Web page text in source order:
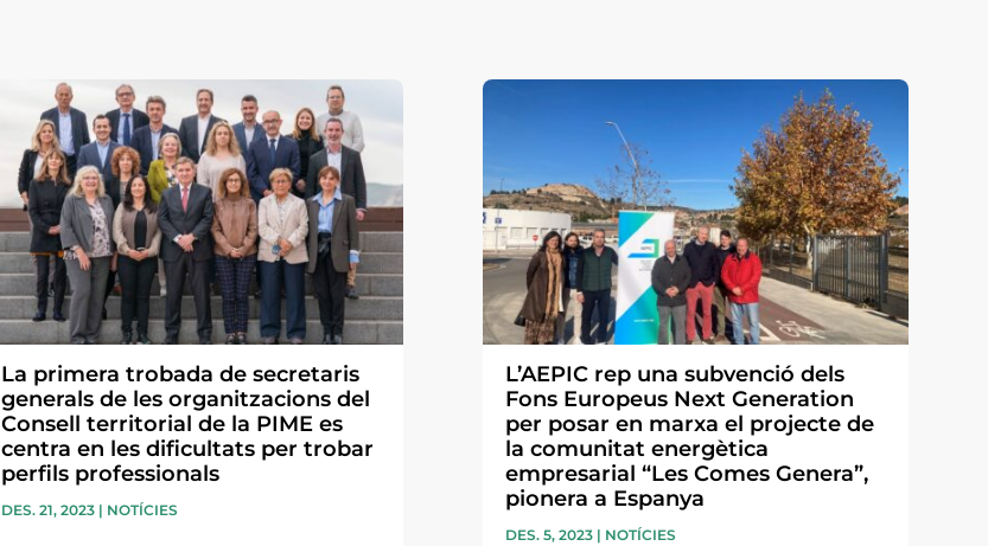
La primera trobada de secretaris
generals de les organitzacions del
Consell territorial de la PIME es
centra en les dificultats per trobar
perfils professionals
DES. 21, 2023| NOTÍCIES
L’AEPIC rep una subvenció dels
Fons Europeus Next Generation
per posar en marxa el projecte de
la comunitat energètica
empresarial “Les Comes Genera”,
pionera a Espanya
DES. 5, 2023| NOTÍCIES